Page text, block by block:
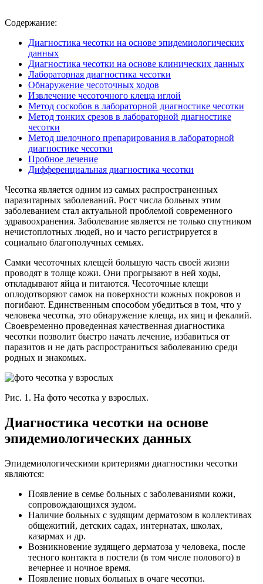
Содержание:
Диагностика чесотки на основе эпидемиологических
данных
Диагностика чесотки на основе клинических данных
Лабораторная диагностика чесотки
Обнаружение чесоточных ходов
Извлечение чесоточного клеща иглой
Метод соскобов в лабораторной диагностике чесотки
Метод тонких срезов в лабораторной диагностике
чесотки
Метод щелочного препарирования в лабораторной
диагностике чесотки
Пробное лечение
Дифференциальная диагностика чесотки
Чесотка является одним из самых распространенных
паразитарных заболеваний. Рост числа больных этим
заболеванием стал актуальной проблемой современного
здравоохранения. Заболевание является не только спутником
нечистоплотных людей, но и часто регистрируется в
социально благополучных семьях.
Самки чесоточных клещей большую часть своей жизни
проводят в толще кожи. Они прогрызают в ней ходы,
откладывают яйца и питаются. Чесоточные клещи
оплодотворяют самок на поверхности кожных покровов и
погибают. Единственным способом убедиться в том, что у
человека чесотка, это обнаружение клеща, их яиц и фекалий.
Своевременно проведенная качественная диагностика
чесотки позволит быстро начать лечение, избавиться от
паразитов и не дать распространиться заболеванию среди
родных и знакомых.
Рис. 1. На фото чесотка у взрослых.
Диагностика чесотки на основе
эпидемиологических данных
Эпидемиологическими критериями диагностики чесотки
являются:
Появление в семье больных с заболеваниями кожи,
сопровождающихся зудом.
Наличие больных с зудящим дерматозом в коллективах
общежитий, детских садах, интернатах, школах,
казармах и др.
Возникновение зудящего дерматоза у человека, после
тесного контакта в постели (в том числе полового) в
вечернее и ночное время.
Появление новых больных в очаге чесотки.